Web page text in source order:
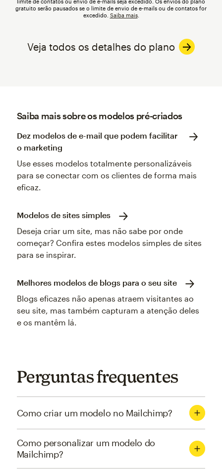
limite de contatos ou envio de e-mails seja excedido. Os envios do plano
gratuito serão pausados se o limite de envio de e-mails ou de contatos for
excedido. Saiba mais.
Veja todos os detalhes do plano
Saiba mais sobre os modelos pré-criados
Dez modelos de e-mail que podem facilitar
o marketing
Use esses modelos totalmente personalizáveis
para se conectar com os clientes de forma mais
eficaz.
Modelos de sites simples
Deseja criar um site, mas não sabe por onde
começar? Confira estes modelos simples de sites
para se inspirar.
Melhores modelos de blogs para o seu site
Blogs eficazes não apenas atraem visitantes ao
seu site, mas também capturam a atenção deles
e os mantêm lá.
Perguntas frequentes
Como criar um modelo no Mailchimp?
Como personalizar um modelo do
Mailchimp?